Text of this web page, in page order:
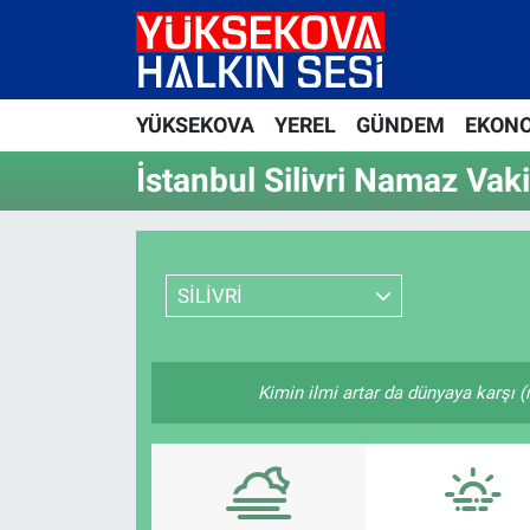
YÜKSEKOVA YEREL GÜNDEM
İstanbul Silivri Namaz
SİLİVRİ
Kimin ilmi artar da dünyaya karşı
Yüksekova Nöbetçi Eczaneler
Yüksekova Hava Durumu
Yüksekova Trafik Yoğunluk Haritası
Süper Lig Puan Durumu ve Fikstür